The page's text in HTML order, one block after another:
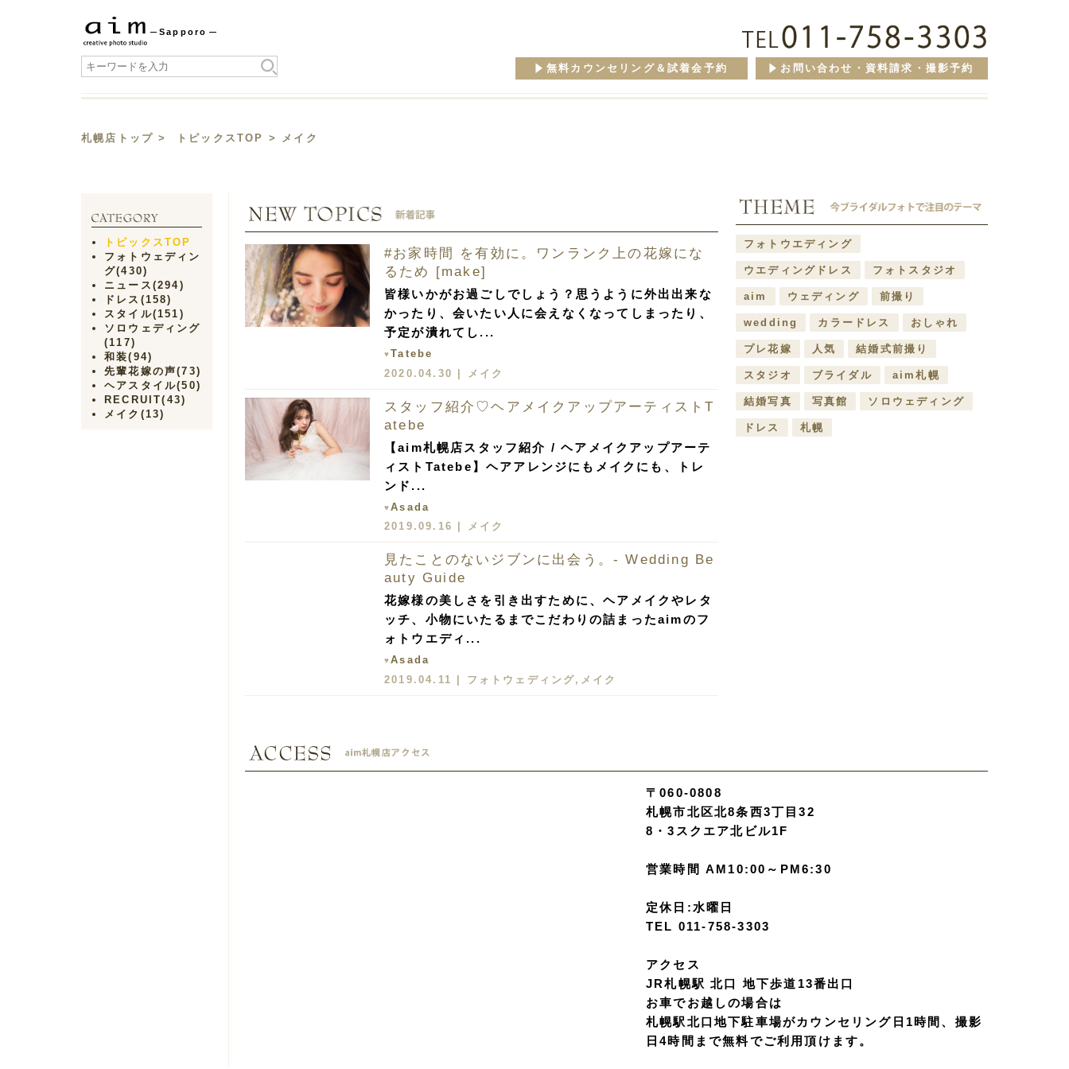
Sapporo
お問い合わせ・資料請求・撮影予約
無料カウンセリング＆試着会予約
札幌店トップ > トピックスTOP > メイク
#お家時間 を有効に。ワンランク上の花嫁にな
るため [make]
皆様いかがお過ごしでしょう？思うように外出出来な
かったり、会いたい人に会えなくなってしまったり、
予定が潰れてし...
♥ Tatebe
2020.04.30 |
メイク
スタッフ紹介♡ヘアメイクアップアーティストT
atebe
【aim札幌店スタッフ紹介 / ヘアメイクアップアーテ
ィストTatebe】ヘアアレンジにもメイクにも、トレ
ンド...
♥ Asada
2019.09.16 |
メイク
見たことのないジブンに出会う。- Wedding Be
auty Guide
花嫁様の美しさを引き出すために、ヘアメイクやレタ
ッチ、小物にいたるまでこだわりの詰まったaimのフ
ォトウエディ...
♥Asada
2019.04.11 |
フォトウェディング, メイク
フォトウエディング
ウエディングドレス フォトスタジオ
aim ウェディング 前撮り
wedding カラードレス おしゃれ
プレ花嫁 人気 結婚式前撮り
スタジオ ブライダル aim札幌
結婚写真 写真館 ソロウェディング
ドレス 札幌
〒060-0808
札幌市北区北8条西3丁目32
8・3スクエア北ビル1F
営業時間 AM10:00～PM6:30
定休日:水曜日
TEL 011-758-3303
アクセス
JR札幌駅 北口 地下歩道13番出口
お車でお越しの場合は
札幌駅北口地下駐車場がカウンセリング日1時間、撮影
日4時間まで無料でご利用頂けます。
トピックスTOP
フォトウェディン
グ(430)
ニュース (294)
ドレス (158)
スタイル(151)
ソロウェディング
(117)
和装(94)
先輩花嫁の声(73)
ヘアスタイル(50)
RECRUIT(43)
メイク (13)